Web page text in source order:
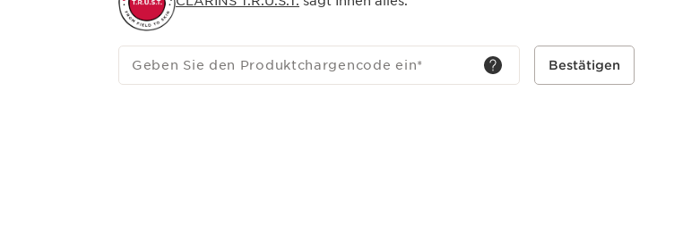
Geben Sie den Produktchargencode ein* Bestätigen